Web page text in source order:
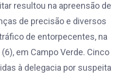
resultou na apreensão de
de precisão e diversos
de entorpecentes, na
em Campo Verde. Cinco
à delegacia por suspeita